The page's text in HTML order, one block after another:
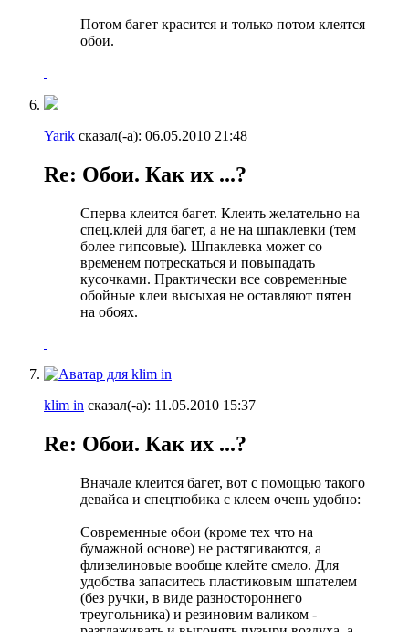
Потом багет красится и только потом клеятся
обои.
Yarik сказал(-а): 06.05.2010 21:48
Re: Обои. Как их ...?
Сперва клеится багет. Клеить желательно на
спец.клей для багет, а не на шпаклевки (тем
более гипсовые). Шпаклевка может со
временем потрескаться и повыпадать
кусочками. Практически все современные
обойные клеи высыхая не оставляют пятен
на обоях.
klim in сказал(-а): 11.05.2010 15:37
Re: Обои. Как их ...?
Вначале клеится багет, вот с помощью такого
девайса и спецтюбика с клеем очень удобно:
Современные обои (кроме тех что на
бумажной основе) не растягиваются, а
флизелиновые вообще клейте смело. Для
удобства запаситесь пластиковым шпателем
(без ручки, в виде разностороннего
треугольника) и резиновим валиком -